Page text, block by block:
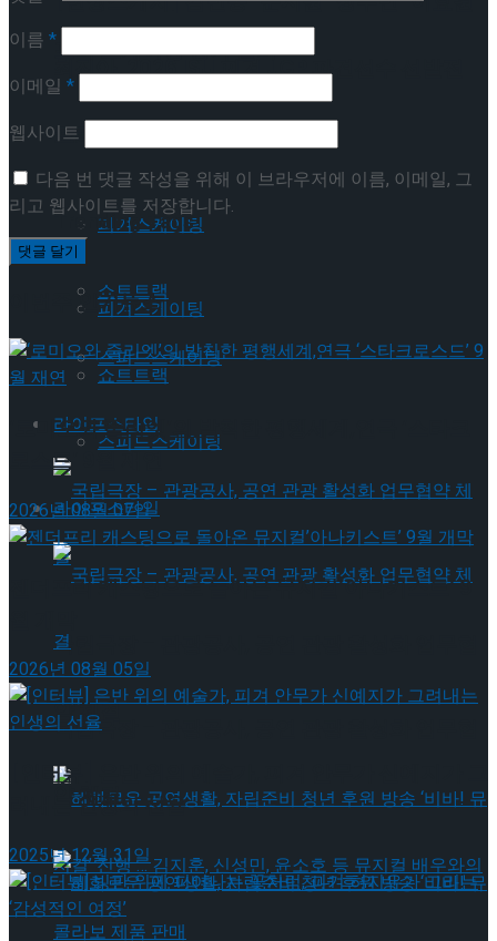
프리 스케이팅 경기 결과
Trending Tags
피겨스케이팅
쇼트트랙
스피드스케이팅
라이프스타일
국립극장 – 관광공사, 공연 관광 활성화 업무협
약 체결
최진아, 2026 ISU 피겨 JGP 파견선수 선발전
프리 스케이팅 경기 결과
Trending Tags
피겨스케이팅
쇼트트랙
스피드스케이팅
라이프스타일
국립극장 – 관광공사, 공연 관광 활성화 업무협
약 체결
이름 *
이메일 *
웹사이트
다음 번 댓글 작성을 위해 이 브라우저에 이름, 이메일, 그
리고 웹사이트를 저장합니다.
이번주 인기뉴스
‘로미오와 줄리엣’의 발칙한 평행세계,연극 ‘스타크
로스드’ 9월 재연
2026년 08월 07일
젠더프리 캐스팅으로 돌아온 뮤지컬’아나키스트’ 9
2026년 08월 05일
[인터뷰] 은반 위의 예술가, 피겨 안무가 신예지가 그
려내는 인생의 선율
2025년 12월 31일